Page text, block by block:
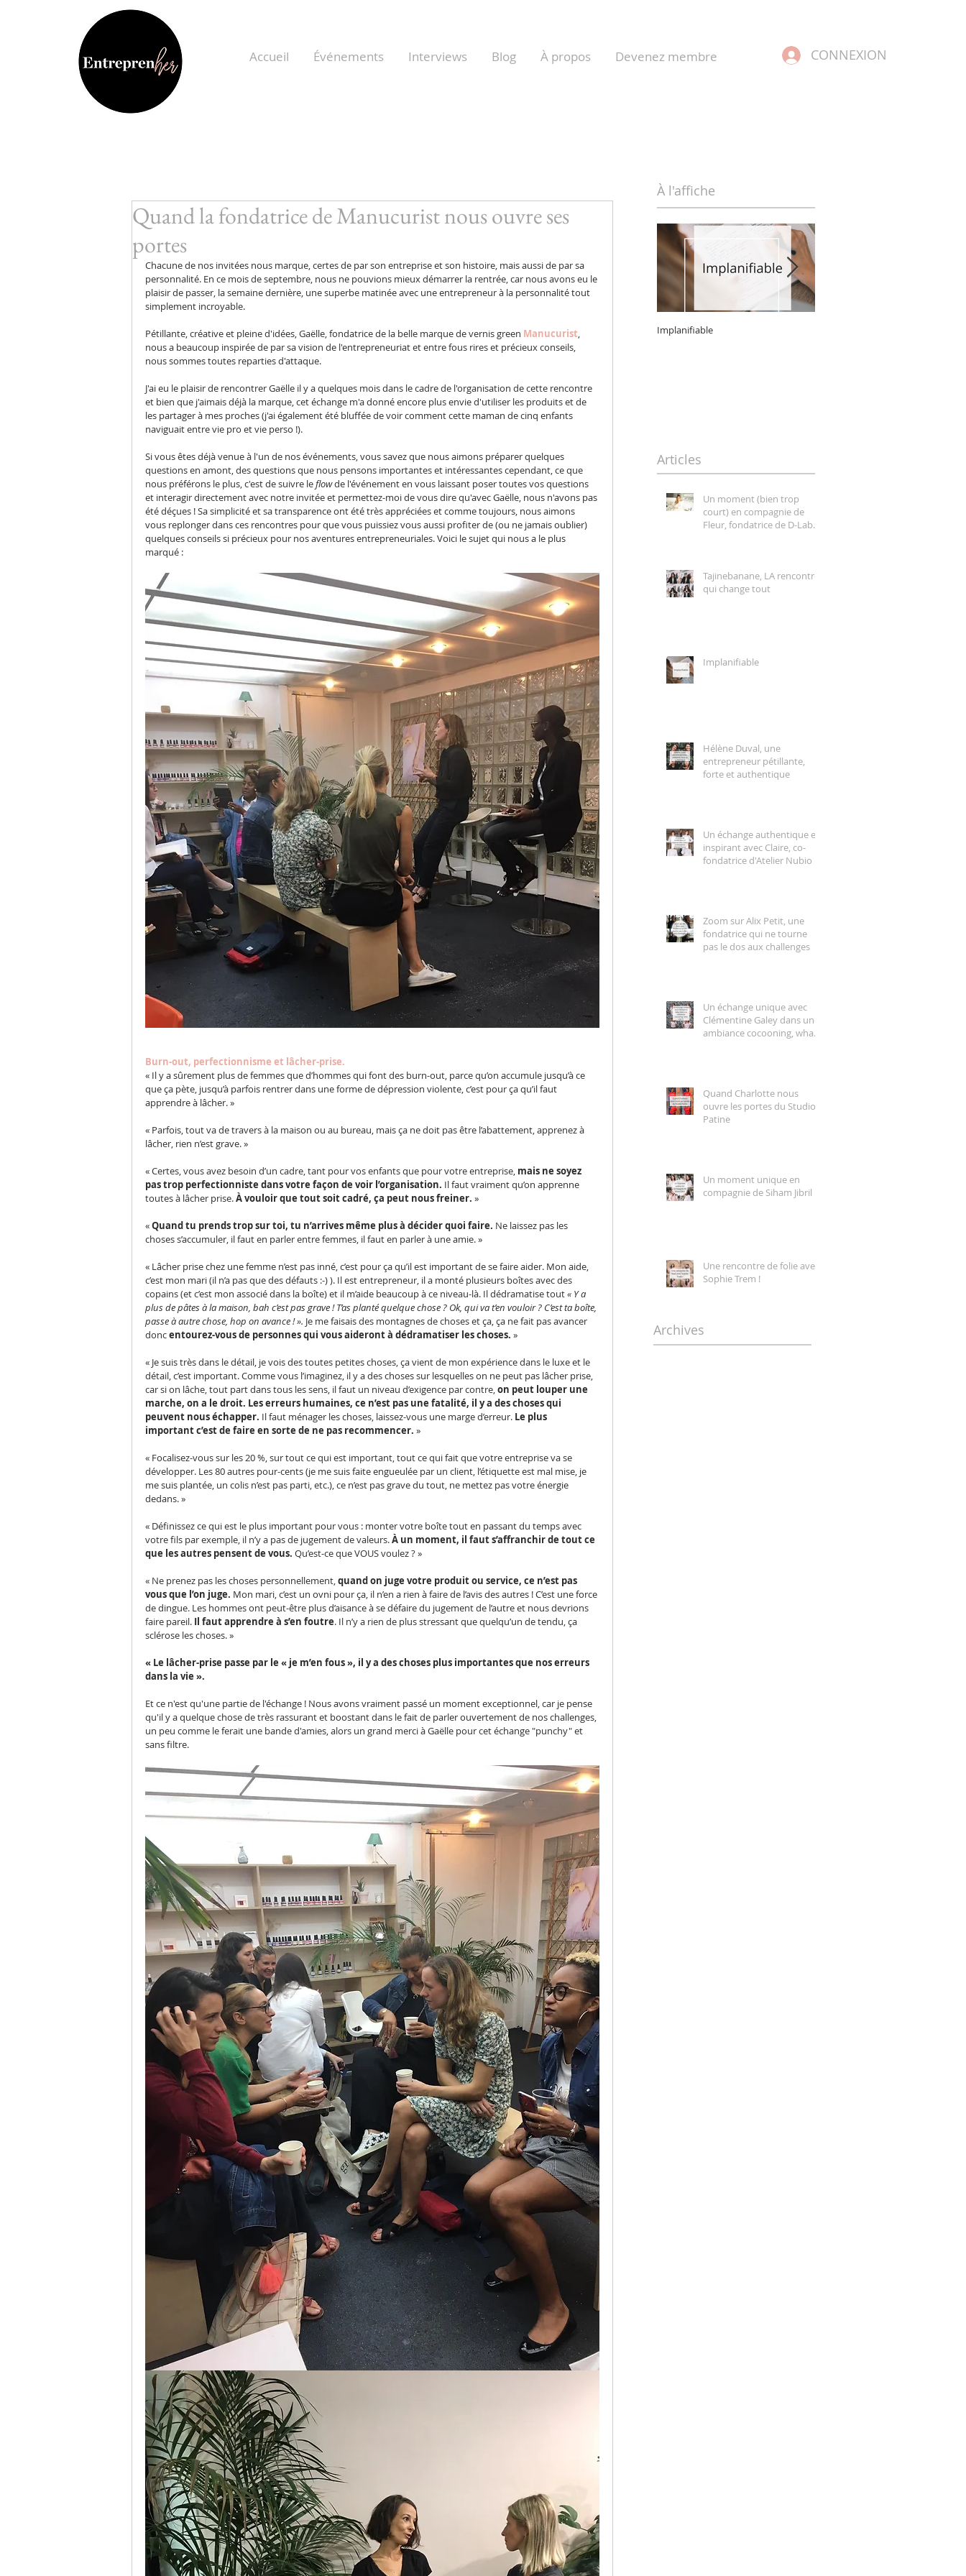
Accueil Événements Interviews Blog À propos Devenez membre CONNEXION
Quand la fondatrice de Manucurist nous ouvre ses
portes
Chacune de nos invitées nous marque, certes de par son entreprise et son histoire, mais aussi de par sa
personnalité. En ce mois de septembre, nous ne pouvions mieux démarrer la rentrée, car nous avons eu le
plaisir de passer, la semaine dernière, une superbe matinée avec une entrepreneur à la personnalité tout
simplement incroyable.
Pétillante, créative et pleine d'idées, Gaëlle, fondatrice de la belle marque de vernis green Manucurist,
nous a beaucoup inspirée de par sa vision de l'entrepreneuriat et entre fous rires et précieux conseils,
nous sommes toutes reparties d'attaque.
J'ai eu le plaisir de rencontrer Gaëlle il y a quelques mois dans le cadre de l'organisation de cette rencontre
et bien que j'aimais déjà la marque, cet échange m'a donné encore plus envie d'utiliser les produits et de
les partager à mes proches (j'ai également été bluffée de voir comment cette maman de cinq enfants
naviguait entre vie pro et vie perso !).
Si vous êtes déjà venue à l'un de nos événements, vous savez que nous aimons préparer quelques
questions en amont, des questions que nous pensons importantes et intéressantes cependant, ce que
nous préférons le plus, c'est de suivre le flow de l'événement en vous laissant poser toutes vos questions
et interagir directement avec notre invitée et permettez-moi de vous dire qu'avec Gaëlle, nous n'avons pas
été déçues ! Sa simplicité et sa transparence ont été très appréciées et comme toujours, nous aimons
vous replonger dans ces rencontres pour que vous puissiez vous aussi profiter de (ou ne jamais oublier)
quelques conseils si précieux pour nos aventures entrepreneuriales. Voici le sujet qui nous a le plus
marqué :
Burn-out, perfectionnisme et lâcher-prise.
« Il y a sûrement plus de femmes que d’hommes qui font des burn-out, parce qu’on accumule jusqu’à ce
que ça pète, jusqu’à parfois rentrer dans une forme de dépression violente, c’est pour ça qu’il faut
apprendre à lâcher. »
« Parfois, tout va de travers à la maison ou au bureau, mais ça ne doit pas être l’abattement, apprenez à
lâcher, rien n’est grave. »
« Certes, vous avez besoin d’un cadre, tant pour vos enfants que pour votre entreprise, mais ne soyez
pas trop perfectionniste dans votre façon de voir l’organisation. Il faut vraiment qu’on apprenne
toutes à lâcher prise. À vouloir que tout soit cadré, ça peut nous freiner. »
« Quand tu prends trop sur toi, tu n’arrives même plus à décider quoi faire. Ne laissez pas les
choses s’accumuler, il faut en parler entre femmes, il faut en parler à une amie. »
« Lâcher prise chez une femme n’est pas inné, c’est pour ça qu’il est important de se faire aider. Mon aide,
c’est mon mari (il n’a pas que des défauts :-) ). Il est entrepreneur, il a monté plusieurs boîtes avec des
copains (et c’est mon associé dans la boîte) et il m’aide beaucoup à ce niveau-là. Il dédramatise tout « Y a
plus de pâtes à la maison, bah c’est pas grave ! T’as planté quelque chose ? Ok, qui va t’en vouloir ? C’est ta boîte,
passe à autre chose, hop on avance ! ». Je me faisais des montagnes de choses et ça, ça ne fait pas avancer
donc entourez-vous de personnes qui vous aideront à dédramatiser les choses. »
« Je suis très dans le détail, je vois des toutes petites choses, ça vient de mon expérience dans le luxe et le
détail, c’est important. Comme vous l’imaginez, il y a des choses sur lesquelles on ne peut pas lâcher prise,
car si on lâche, tout part dans tous les sens, il faut un niveau d’exigence par contre, on peut louper une
marche, on a le droit. Les erreurs humaines, ce n’est pas une fatalité, il y a des choses qui
peuvent nous échapper. Il faut ménager les choses, laissez-vous une marge d’erreur. Le plus
important c’est de faire en sorte de ne pas recommencer. »
« Focalisez-vous sur les 20 %, sur tout ce qui est important, tout ce qui fait que votre entreprise va se
développer. Les 80 autres pour-cents (je me suis faite engueulée par un client, l’étiquette est mal mise, je
me suis plantée, un colis n’est pas parti, etc.), ce n’est pas grave du tout, ne mettez pas votre énergie
dedans. »
« Définissez ce qui est le plus important pour vous : monter votre boîte tout en passant du temps avec
votre fils par exemple, il n’y a pas de jugement de valeurs. À un moment, il faut s’affranchir de tout ce
que les autres pensent de vous. Qu’est-ce que VOUS voulez ? »
« Ne prenez pas les choses personnellement, quand on juge votre produit ou service, ce n’est pas
vous que l’on juge. Mon mari, c’est un ovni pour ça, il n’en a rien à faire de l’avis des autres ! C’est une force
de dingue. Les hommes ont peut-être plus d’aisance à se défaire du jugement de l’autre et nous devrions
faire pareil. Il faut apprendre à s’en foutre. Il n’y a rien de plus stressant que quelqu’un de tendu, ça
sclérose les choses. »
« Le lâcher-prise passe par le « je m’en fous », il y a des choses plus importantes que nos erreurs
dans la vie ».
Et ce n'est qu'une partie de l'échange ! Nous avons vraiment passé un moment exceptionnel, car je pense
qu'il y a quelque chose de très rassurant et boostant dans le fait de parler ouvertement de nos challenges,
un peu comme le ferait une bande d'amies, alors un grand merci à Gaëlle pour cet échange "punchy" et
sans filtre.
À l'affiche
Implanifiable
Articles
Un moment (bien trop
court) en compagnie de
Fleur, fondatrice de D-Lab
Tajinebanane, LA rencontre
qui change tout
Implanifiable
Hélène Duval, une
entrepreneur pétillante,
forte et authentique
Un échange authentique et
inspirant avec Claire, co-
fondatrice d'Atelier Nubio
Zoom sur Alix Petit, une
fondatrice qui ne tourne
pas le dos aux challenges
Un échange unique avec
Clémentine Galey dans une
ambiance cocooning, what
Quand Charlotte nous
ouvre les portes du Studio
Patine
Un moment unique en
compagnie de Siham Jibril
Une rencontre de folie avec
Sophie Trem !
Archives